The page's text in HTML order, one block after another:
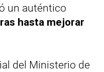
un auténtico
hasta mejorar
del Ministerio de